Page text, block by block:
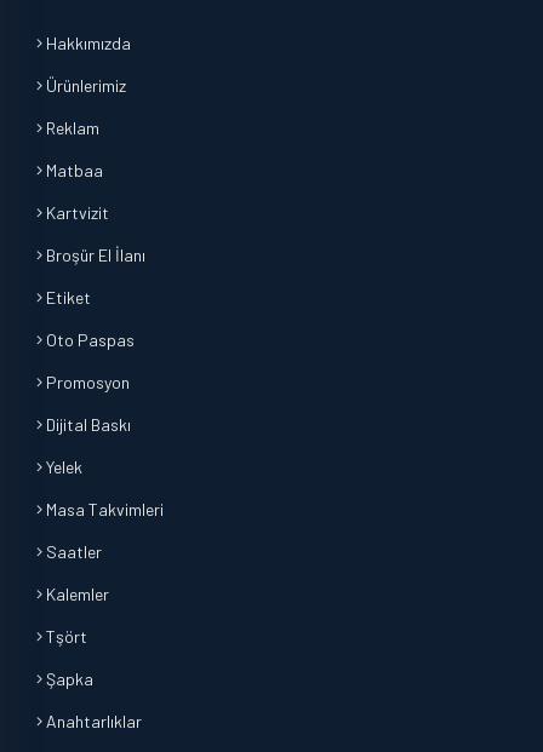
Hakkımızda
Ürünlerimiz
Reklam
Matbaa
Kartvizit
Broşür El İlanı
Etiket
Oto Paspas
Promosyon
Dijital Baskı
Yelek
Masa Takvimleri
Saatler
Kalemler
Tşört
Şapka
Anahtarlıklar